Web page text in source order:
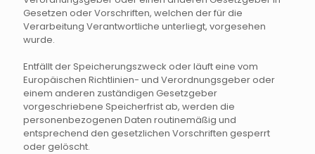
Gesetzen oder Vorschriften, welchen der für die
Verarbeitung Verantwortliche unterliegt, vorgesehen
wurde.
Entfällt der Speicherungszweck oder läuft eine vom
Europäischen Richtlinien- und Verordnungsgeber oder
einem anderen zuständigen Gesetzgeber
vorgeschriebene Speicherfrist ab, werden die
personenbezogenen Daten routinemäßig und
entsprechend den gesetzlichen Vorschriften gesperrt
oder gelöscht.